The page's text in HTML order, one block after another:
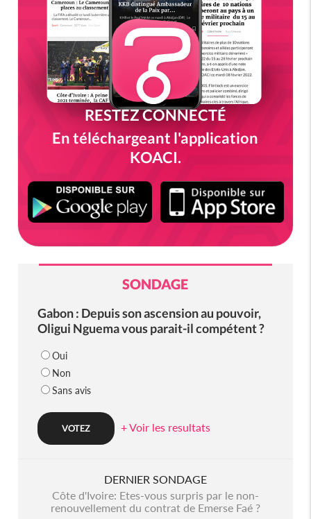
RESTEZ CONNECTÉ
En téléchargeant l'application
KOACI.
SONDAGE
Gabon : Depuis son ascension au pouvoir,
Oligui Nguema vous parait-il compétent ?
Oui
Non
Sans avis
+ Voir les resultats
DERNIER SONDAGE
Côte d'Ivoire: Etes-vous surpris par le non-
renouvellement du contrat de Emerse Faé ?